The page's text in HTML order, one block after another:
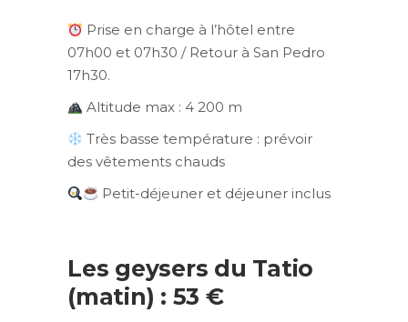
Prise en charge à l’hôtel entre
07h00 et 07h30 / Retour à San Pedro
17h30.
Altitude max : 4 200 m
Très basse température : prévoir
des vêtements chauds
Petit-déjeuner et déjeuner inclus
Les geysers du Tatio
(matin) : 53 €